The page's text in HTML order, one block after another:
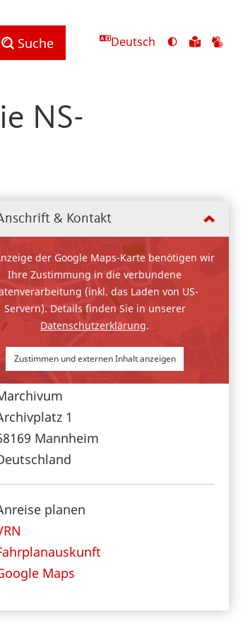
Suche Deutsch
Ansicht
Zu
NS-
& Kontakt
der Google Maps-Karte benötigen wir
Ihre Zustimmung in die verbundene
(inkl. das Laden von US-
Servern). Details finden Sie in unserer
Datenschutzerklärung.
Zustimmen und externen Inhalt anzeigen
1
Mannheim
planen
Maps